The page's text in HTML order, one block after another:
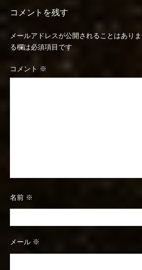
ビ
ゲ
ー
シ
コメントを残す
メールアドレスが公開されることはありま
る欄は必須項目です
コメント ※
名前 ※
メール ※